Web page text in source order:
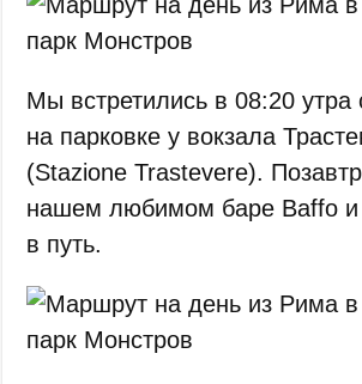
Мы встретились в 08:20 утра
на парковке у вокзала
(Stazione Trastevere).
нашем любимом баре Baffo и
в путь.